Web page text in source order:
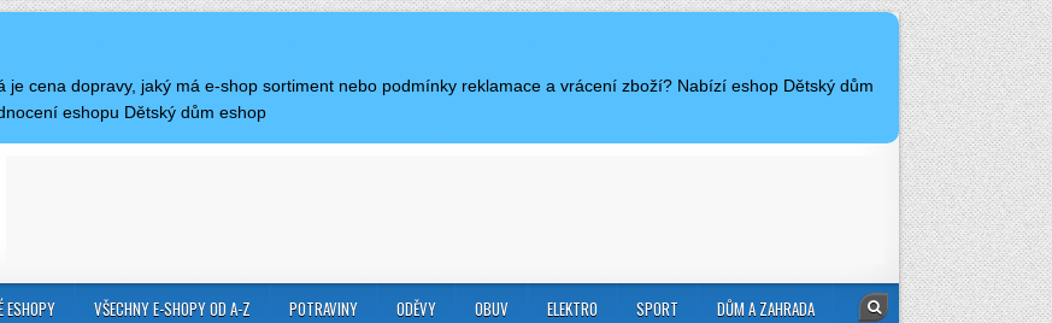
cena dopravy, jaký má e-shop sortiment nebo podmínky reklamace a vrácení zboží? Nabízí eshop Dětský dům
eshopu Dětský dům eshop
ESHOPY VŠECHNY E-SHOPY OD A-Z POTRAVINY ODĚVY OBUV ELEKTRO SPORT DŮM A ZAHRADA